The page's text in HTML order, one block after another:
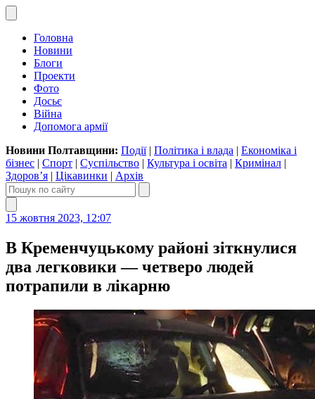
Головна
Новини
Блоги
Проекти
Фото
Досьє
Війна
Допомога армії
Новини Полтавщини: Події| Політика і влада | Економіка і
бізнес | Спорт | Суспільство | Культура і освіта | Кримінал |
Здоров’я | Цікавинки | Архів
15 жовтня 2023, 12:07
В Кременчуцькому районі зіткнулися
два легковики — четверо людей
потрапили в лікарню